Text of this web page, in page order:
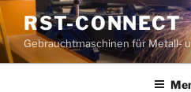
Zum
Inhalt
springen
RST-CONNECT
Gebrauchtmaschinen für Metall-